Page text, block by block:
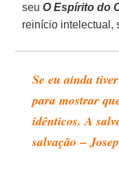
seuO Espírito do
reinício intelectual,
Se eu ainda
para mostrar
idênticos. A
salvação –